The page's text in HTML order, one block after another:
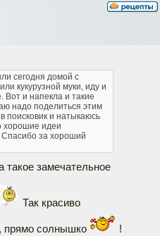
сегодня домой с
кукурузной муки, иду и
Вот и напекла и такие
надо поделиться этим
поисковик и натыкаюсь
хорошие идеи
Спасибо за хороший
такое замечательное
Так красиво
прямо солнышко
!